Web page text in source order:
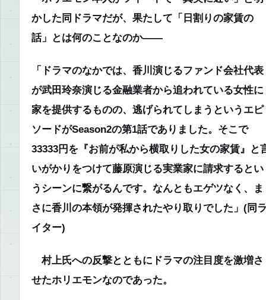
かした同ドラマだが、果たして「日割りの家賃の
話」とは何のことなのか――
「ドラマのなかでは、香川演じるファンド会社代表
が武田玲奈演じる金融業者から追われている女性に
家を提供するものの、逃げられてしまうというエピ
ソードがSeason2の第1話でありました。そこで
33333円を『お前が私から横取りした女の家賃』と
いがかりをつけて藤原演じる実業家に請求するとい
うシーンに繋がるんです。なんともエゲツなく、ま
さに香川の本領が発揮されたやり取りでした」 (同
イター)
村上氏への反撃とともにドラマの注目度を激増さ
せたホリエモンなのであった。